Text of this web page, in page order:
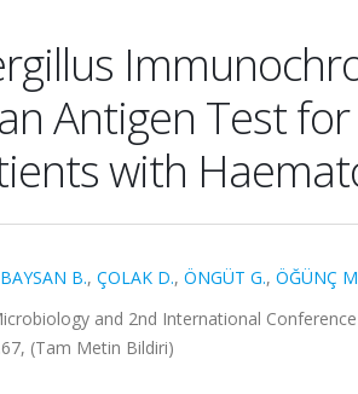
Antigen Test
with
B., ÇOLAK D., ÖNGÜT G., ÖĞÜNÇ
and 2nd International
(Tam Metin Bildiri)